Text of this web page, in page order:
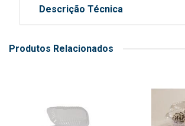
Descrição Técnica
Produtos Relacionados